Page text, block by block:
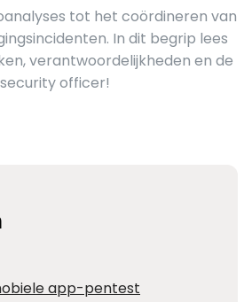
tot het coördineren van
In dit begrip lees
verantwoordelijkheden en de
officer!
app-pentest